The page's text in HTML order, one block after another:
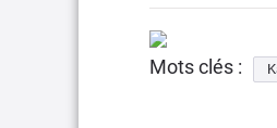
Mots clés :